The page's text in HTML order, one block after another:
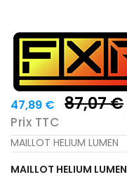
47,89 € 87,07 €
Prix TTC
MAILLOT HELIUM LUMEN
MAILLOT HELIUM LUMEN